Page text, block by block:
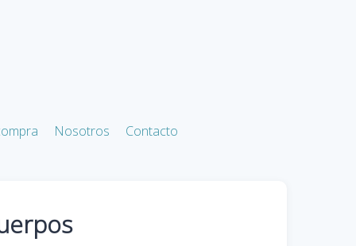
Nosotros Contacto